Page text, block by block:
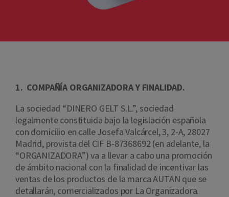
1. COMPAÑÍA ORGANIZADORA Y FINALIDAD.
La sociedad “DINERO GELT S.L.”, sociedad
legalmente constituida bajo la legislación española
con domicilio en calle Josefa Valcárcel, 3, 2-A, 28027
Madrid, provista del CIF B-87368692 (en adelante, la
“ORGANIZADORA”) va a llevar a cabo una promoción
de ámbito nacional con la finalidad de incentivar las
ventas de los productos de la marca AUTAN que se
detallarán, comercializados por La Organizadora.